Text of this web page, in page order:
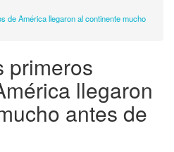
de América llegaron al continente mucho
primeros
llegaron
antes de